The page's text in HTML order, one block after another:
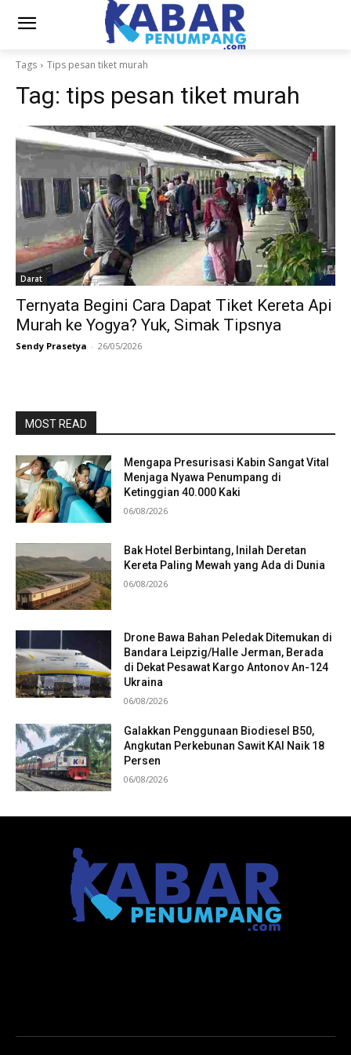
Tags Tips pesan tiket murah
Tag: tips pesan tiket murah
Darat
Ternyata Begini Cara Dapat Tiket Kereta Api
Murah ke Yogya? Yuk, Simak Tipsnya
Sendy Prasetya - 26/05/2026
MOST READ
Mengapa Presurisasi Kabin Sangat Vital
Menjaga Nyawa Penumpang di
Ketinggian 40.000 Kaki
06/08/2026
Bak Hotel Berbintang, Inilah Deretan
Kereta Paling Mewah yang Ada di Dunia
06/08/2026
Drone Bawa Bahan Peledak Ditemukan di
Bandara Leipzig/Halle Jerman, Berada
di Dekat Pesawat Kargo Antonov An-124
Ukraina
06/08/2026
Galakkan Penggunaan Biodiesel B50,
Angkutan Perkebunan Sawit KAI Naik 18
Persen
06/08/2026